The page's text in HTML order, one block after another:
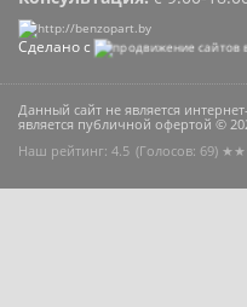
Сделано с
Данный сайт не является
является публичной офертой ©
Наш рейтинг: 4.5 (Голосов: 69)